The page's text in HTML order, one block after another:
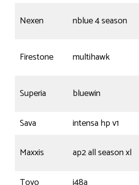
Nexen nblue 4 season
Firestone multihawk
Superia bluewin
Sava
intensa hp v1
Maxxis
ap2 all season xl